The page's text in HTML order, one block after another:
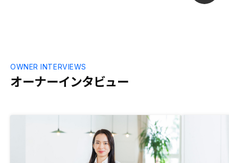
オーナーインタビュー
OWNER INTERVIEWS